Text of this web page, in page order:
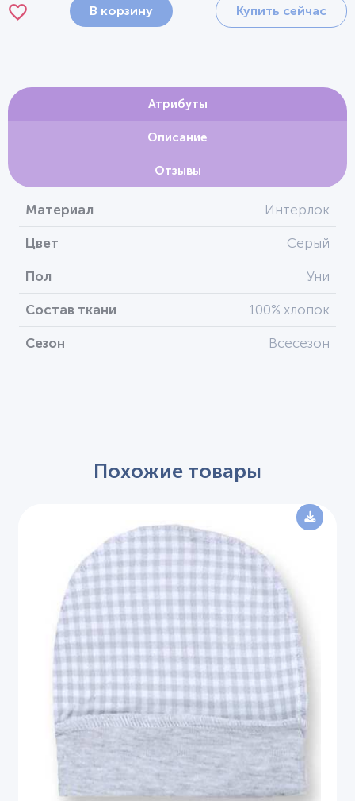
В корзину Купить сейчас
Атрибуты
Описание
Отзывы
Материал Интерлок
Цвет Серый
Пол Уни
Состав ткани 100% хлопок
Сезон Всесезон
Похожие товары